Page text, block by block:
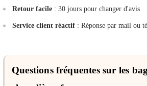
Retour facile : 30 jours pour changer d'avis
Service client réactif : Réponse par mail ou
Questions fréquentes sur les